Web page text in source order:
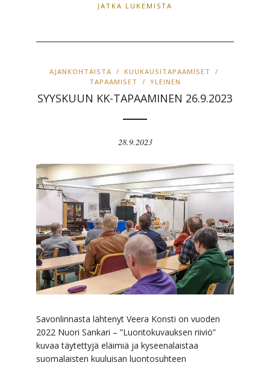
JATKA LUKEMISTA
AJANKOHTAISTA / KUUKAUSITAPAAMISET
/
TAPAAMISET
/ YLEINEN
SYYSKUUN KK-TAPAAMINEN 26.9.2023
28.9.2023
Savonlinnasta lähtenyt Veera Konsti on vuoden
2022 Nuori Sankari – ”Luontokuvauksen riiviö”
kuvaa täytettyjä eläimiä ja kyseenalaistaa
suomalaisten kuuluisan luontosuhteen